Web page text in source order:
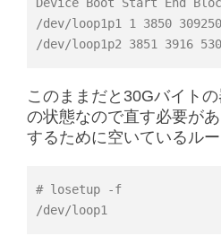
/dev/loop1p1 1 3850
/dev/loop1p2 3851 3916
このままだと30Gバイト
の状態なので直す必要が
するために空いているル
# losetup -f
/dev/loop1